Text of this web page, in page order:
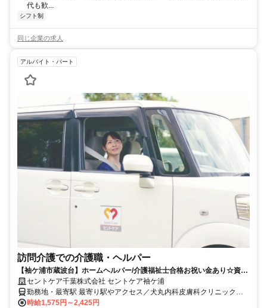
代も歓...
シフト制
同じ企業の求人
アルバイト・パート
訪問介護での介護職・ヘルパー
【袖ケ浦市蔵波台】ホームヘルパー/介護福祉士合格お祝い金あり☆資格
取得をサポートします！
セントケア千葉株式会社 セントケア袖ケ浦
勤務地・最寄駅 最寄り駅やアクセス／犬丸内科皮膚科クリニックさ
ん・ハードオフさん通り 長浦駅より約900 o ＜マイカー通勤可/駐車
時給1,575円～2,425円